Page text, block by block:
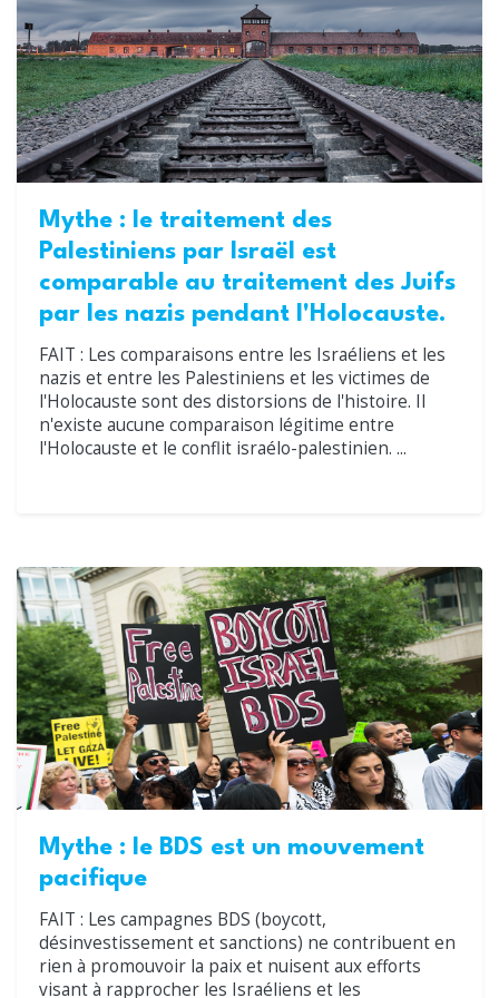
Mythe : le traitement des
Palestiniens par Israël est
comparable au traitement des Juifs
par les nazis pendant l'Holocauste.
FAIT : Les comparaisons entre les Israéliens et les
nazis et entre les Palestiniens et les victimes de
l'Holocauste sont des distorsions de l'histoire. Il
n'existe aucune comparaison légitime entre
l'Holocauste et le conflit israélo-palestinien. ...
Mythe : le BDS est un mouvement
pacifique
FAIT : Les campagnes BDS (boycott,
désinvestissement et sanctions) ne contribuent en
rien à promouvoir la paix et nuisent aux efforts
visant à rapprocher les Israéliens et les